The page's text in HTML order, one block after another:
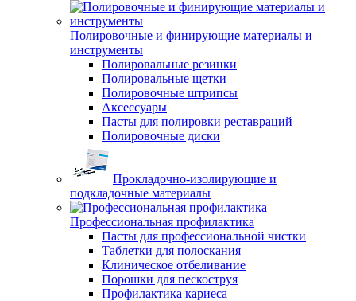
Полировочные и финирующие материалы и
инструменты
Полировальные резинки
Полировальные щетки
Полировочные штрипсы
Аксессуары
Пасты для полировки реставраций
Полировочные диски
Прокладочно-изолирующие и
подкладочные материалы
Профессиональная профилактика
Пасты для профессиональной чистки
Таблетки для полоскания
Клиническое отбеливание
Порошки для пескоструя
Профилактика кариеса